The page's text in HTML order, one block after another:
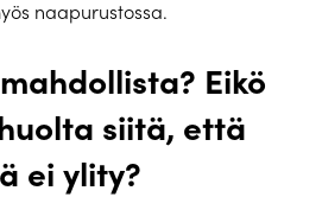
naapurustossa.
Eikö
siitä, että
ei ylity?